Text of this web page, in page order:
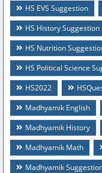
HS EVS Suggestion
HS History Suggestion
HS Nutrition
HS Political Science
HS2022
Madhyamik English
Madhyamik History
Madhyamik Math
Madhyamik